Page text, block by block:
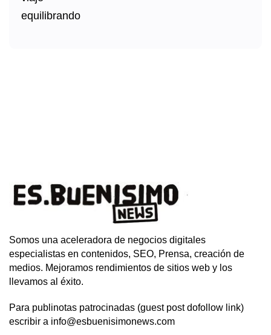
Somos una aceleradora de negocios digitales
especialistas en contenidos, SEO, Prensa, creación de
medios. Mejoramos rendimientos de sitios web y los
llevamos al éxito.
Para publinotas patrocinadas (guest post dofollow link)
escribir a info@esbuenisimonews.com